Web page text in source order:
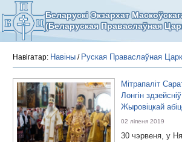
Беларускі Экзархат
(Беларуская Праваслаўная
Навігатар: Навіны / Руская Праваслаўная
Мітрапаліт
Лонгін
Жыровіцкай
02 ліпеня 2019
30 чэрвеня, у